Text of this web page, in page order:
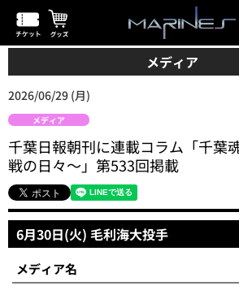
メディア
2026/06/29 (月)
メディア
千葉日報朝刊に連載コラム「千葉
戦の日々～」第533回掲載
6月30日(火) 毛利海大投手
メディア名